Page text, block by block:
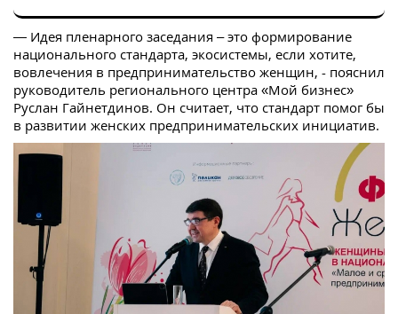
— Идея пленарного заседания – это формирование
национального стандарта, экосистемы, если хотите,
вовлечения в предпринимательство женщин, - пояснил
руководитель регионального центра «Мой бизнес»
Руслан Гайнетдинов. Он считает, что стандарт помог бы
в развитии женских предпринимательских инициатив.